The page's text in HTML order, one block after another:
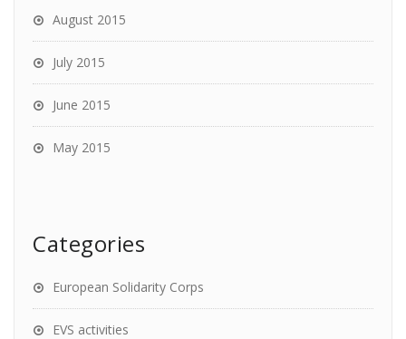
August 2015
July 2015
June 2015
May 2015
Categories
European Solidarity Corps
EVS activities